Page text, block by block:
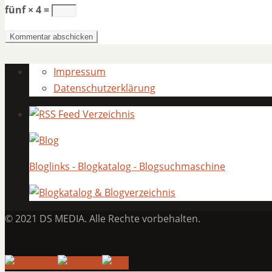
fünf × 4 =
Impressum
Datenschutzerklärung
Bloglinks - Blogkatalog - Blogsuchmaschine
© 2021 DS MEDIA. Alle Rechte vorbehalten.